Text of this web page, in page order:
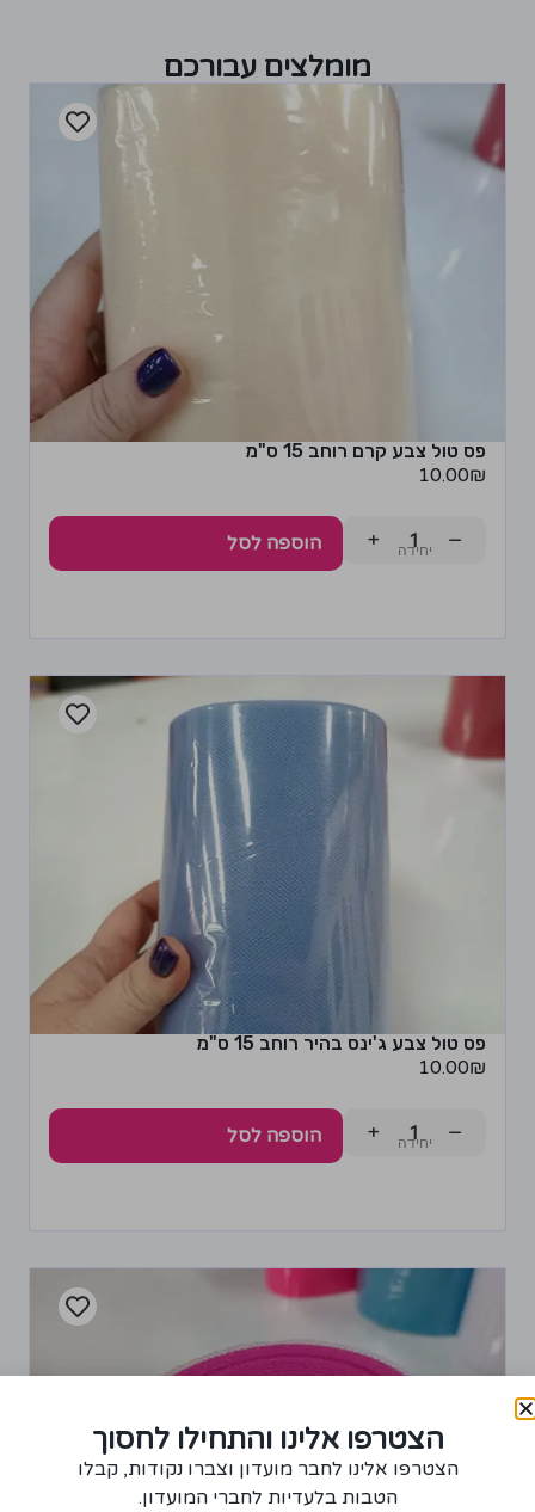
מומלצים עבורכם
פס טול צבע קרם רוחב 15 ס"מ
10.00₪
−
+ הוספה לסל
פס טול צבע ג'ינס בהיר רוחב 15 ס"מ
10.00₪
−
+ הוספה לסל
הצטרפו אלינו והתחילו לחסוך
הצטרפו אלינו לחבר מועדון וצברו נקודות, קבלו
הטבות בלעדיות לחברי המועדון.